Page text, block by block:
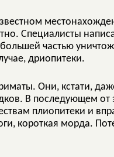
Специалисты
большей частью
дриопитеки.
Они, кстати,
В последующем от
плиопитеки и
короткая морда.